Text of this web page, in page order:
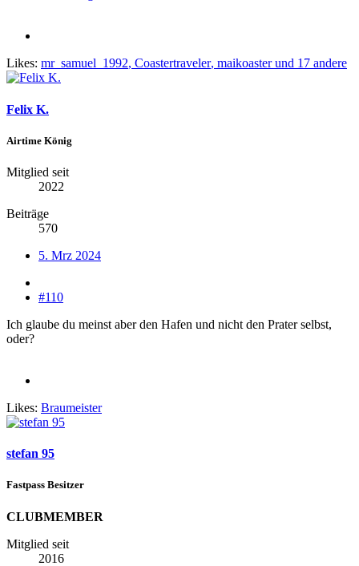
Likes: mr_samuel_1992, Coastertraveler, maikoasterund 17 andere
Felix K.
Airtime König
Mitglied seit
2022
Beiträge
570
5. Mrz 2024
#110
Ich glaube du meinst aber den Hafen und nicht den Prater selbst,
oder?
Likes: Braumeister
stefan 95
Fastpass Besitzer
CLUBMEMBER
Mitglied seit
2016